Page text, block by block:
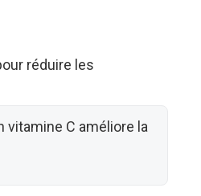
réduire les
C améliore la